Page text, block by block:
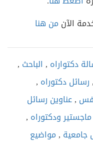
الآن من هنا
دكتواراه , الباحث ,
,رسائل دكتوراه ,
,عناوين رسائل
ودكتوراه ,
جامعية ,مواضيع